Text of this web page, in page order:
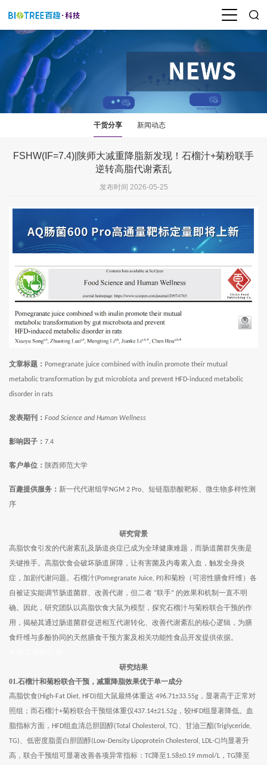
干货分享 新闻动态
FSHW(IF=7.4)|陕师大减重降脂新发现！石榴汁+菊粉联手
逆转高脂代谢紊乱
发布时间 2026-05-25
文章标题： Pomegranate juice combined with inulin promote their mutual
metabolic transformation by gut microbiota and prevent HFD-induced metabolic
disorder in rats
发表期刊： Food Science and Human Wellness
影响因子： 7.4
客户单位： 陕西师范大学
百趣提供服务： 新一代代谢组学NGM 2 Pro、短链脂肪酸靶标、微生物多样性测
序
研究背景
高脂饮食引发的代谢紊乱及肠道炎症已成为全球健康难题，而肠道菌群失衡是
关键推手。高脂饮食会破坏肠道屏障，让有害菌及内毒素入血，触发全身炎
症，加剧代谢问题。石榴汁(Pomegranate Juice, PJ)和菊粉（可溶性膳食纤维）各
自被证实能调节肠道菌群、改善代谢，但二者 “联手” 的效果和机制一直不明
确。因此，研究团队以高脂饮食大鼠为模型，探究石榴汁与菊粉联合干预的作
用，揭秘其通过肠道菌群促进相互代谢转化、改善代谢紊乱的核心逻辑，为膳
食纤维与多酚协同的天然膳食干预方案及相关功能性食品开发提供依据。
研究结果
01.石榴汁和菊粉联合干预，减重降脂效果优于单一成分
高脂饮食(High-Fat Diet, HFD)组大鼠最终体重达 496.71±33.55g ，显著高于正常对
照组；而石榴汁+菊粉联合干预组体重仅437.14±21.52g ，较HFD组显著降低。血
脂指标方面， HFD组血清总胆固醇(Total Cholesterol, TC)、甘油三酯(Triglyceride,
TG)、低密度脂蛋白胆固醇(Low-Density Lipoprotein Cholesterol, LDL-C)均显著升
高，联合干预组可显著改善各项异常指标： TC降至1.58±0.19 mmol/L ， TG降至